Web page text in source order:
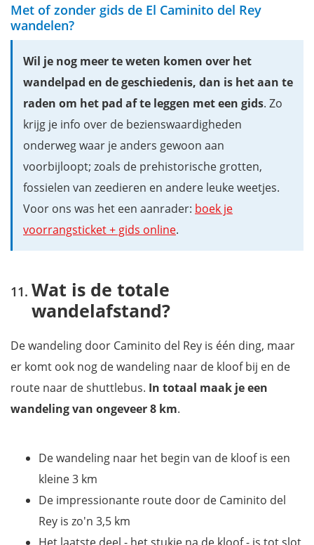
Met of zonder gids de El Caminito del Rey
wandelen?
Wil je nog meer te weten komen over het
wandelpad en de geschiedenis, dan is het aan te
raden om het pad af te leggen met een gids. Zo
krijg je info over de bezienswaardigheden
onderweg waar je anders gewoon aan
voorbijloopt; zoals de prehistorische grotten,
fossielen van zeedieren en andere leuke weetjes.
Voor ons was het een aanrader: boek je
voorrangsticket + gids online.
Wat is de totale
wandelafstand?
De wandeling door Caminito del Rey is één ding, maar
er komt ook nog de wandeling naar de kloof bij en de
route naar de shuttlebus. In totaal maak je een
wandeling van ongeveer 8 km.
De wandeling naar het begin van de kloof is een
kleine 3 km
De impressionante route door de Caminito del
Rey is zo'n 3,5 km